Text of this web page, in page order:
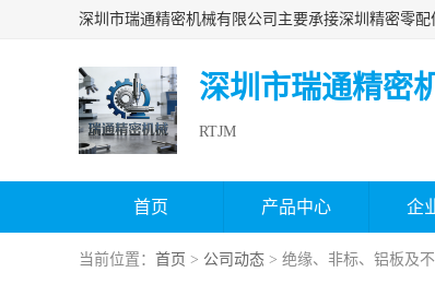
深圳市瑞通精密
RTJM
首页 产品中心 企
当前位置： 首页 > 公司动态 > 绝缘、非标、铝板及